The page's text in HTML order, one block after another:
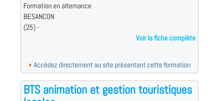
Formation en alternance
BESANCON
(25) -
Voir la fiche complète
Accédez directement au site présentant cette formation
BTS animation et gestion touristiques